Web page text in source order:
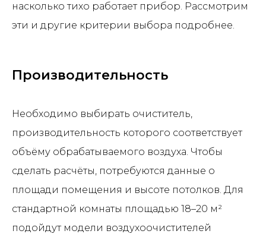
насколько тихо работает прибор. Рассмотрим
эти и другие критерии выбора подробнее.
Производительность
Необходимо выбирать очиститель,
производительность которого соответствует
объёму обрабатываемого воздуха. Чтобы
сделать расчёты, потребуются данные о
площади помещения и высоте потолков. Для
стандартной комнаты площадью 18–20 м²
подойдут модели воздухоочистителей